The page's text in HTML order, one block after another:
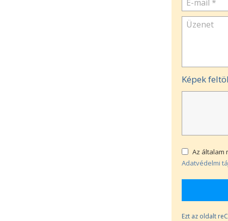
Képek
Az általam
Adatvédelmi
Ezt az oldalt